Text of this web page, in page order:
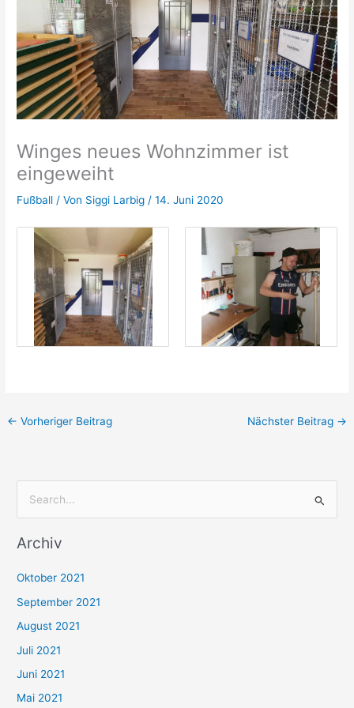
Winges neues Wohnzimmer ist
eingeweiht
Fußball / Von Siggi Larbig /14. Juni 2020
← Vorheriger Beitrag Nächster Beitrag →
c
n
n
a
c
h
Archiv
Oktober 2021
September 2021
August 2021
Juli 2021
Juni 2021
Mai 2021